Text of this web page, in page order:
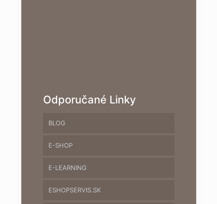
Odporučané Linky
BLOG
E-SHOP
E-LEARNING
ESHOPSERVIS.SK